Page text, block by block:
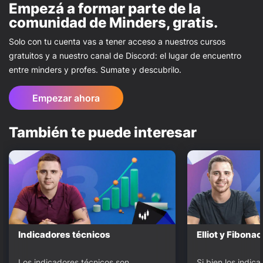
Empezá a formar parte de la
comunidad de Minders, gratis.
Solo con tu cuenta vas a tener acceso a nuestros cursos
gratuitos y a nuestro canal de Discord: el lugar de encuentro
entre minders y profes. Sumate y descubrilo.
Empezar ahora
También te puede interesar
Indicadores técnicos Elliot y